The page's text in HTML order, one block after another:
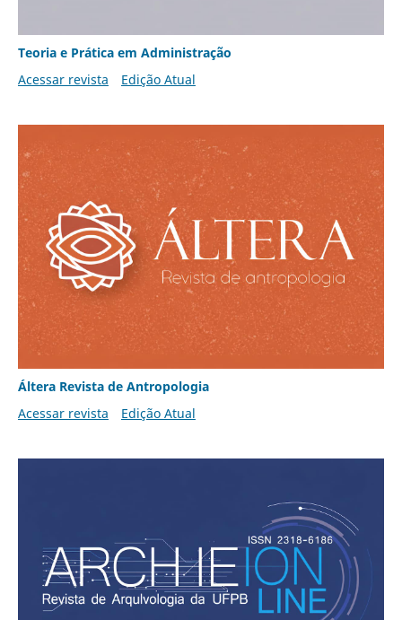
Teoria e Prática em Administração
Acessar revista
Edição Atual
Áltera Revista de Antropologia
Acessar revista
Edição Atual